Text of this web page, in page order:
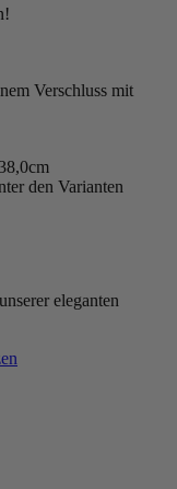
Verschluss mit
den Varianten
eleganten